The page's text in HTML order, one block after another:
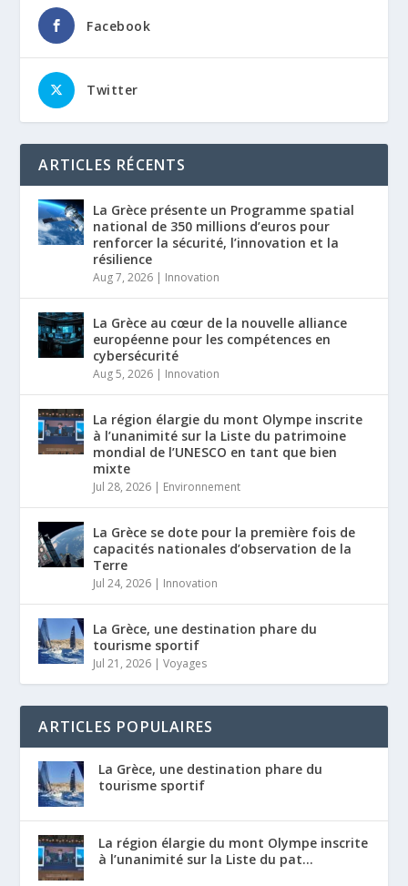
Facebook
Twitter
ARTICLES RÉCENTS
La Grèce présente un Programme spatial
national de 350 millions d’euros pour
renforcer la sécurité, l’innovation et la
résilience
Aug 7, 2026 | Innovation
La Grèce au cœur de la nouvelle alliance
européenne pour les compétences en
cybersécurité
Aug 5, 2026 | Innovation
La région élargie du mont Olympe inscrite
à l’unanimité sur la Liste du patrimoine
mondial de l’UNESCO en tant que bien
mixte
Jul 28, 2026 | Environnement
La Grèce se dote pour la première fois de
capacités nationales d’observation de la
Terre
Jul 24, 2026 | Innovation
La Grèce, une destination phare du
tourisme sportif
Jul 21, 2026 |Voyages
ARTICLES POPULAIRES
La Grèce, une destination phare du
tourisme sportif
La région élargie du mont Olympe inscrite
à l’unanimité sur la Liste du pat...